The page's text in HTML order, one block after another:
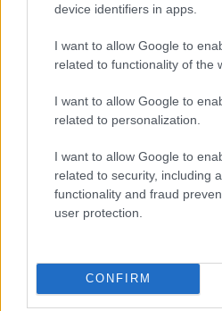
device identifiers in apps.
I want to allow Google to
related to functionality of the
I want to allow Google to
related to personalization.
I want to allow Google to
related to security, including
functionality and fraud
user protection.
CONFIRM
Richiedenti asilo
L’iniziativa più criticata è il
Rwanda di una parte dei
richieste verranno
. Chi otterrà asilo
anni dal governo
forme di sostegno affinché
vita economica e sociale
Quelli le cui richieste
presentaredomanda di